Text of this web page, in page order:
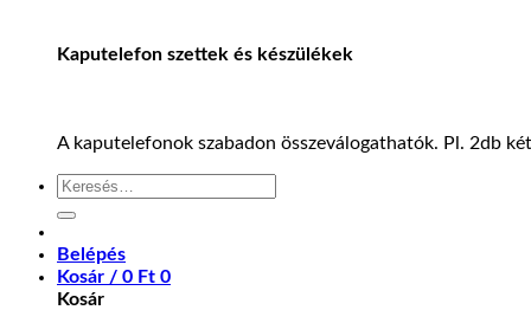
Kaputelefon szettek és készülékek
A kaputelefonok szabadon összeválogathatók. Pl. 2db
Keresés
Belépés
Kosár / 0 Ft 0
Kosár